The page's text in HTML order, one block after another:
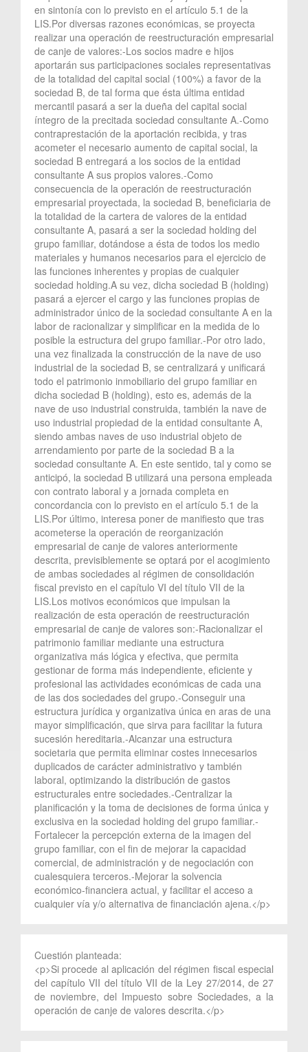
en sintonía con lo previsto en el artículo 5.1 de la
LIS.Por diversas razones económicas, se proyecta
realizar una operación de reestructuración empresarial
de canje de valores:-Los socios madre e hijos
aportarán sus participaciones sociales representativas
de la totalidad del capital social (100%) a favor de la
sociedad B, de tal forma que ésta última entidad
mercantil pasará a ser la dueña del capital social
íntegro de la precitada sociedad consultante A.-Como
contraprestación de la aportación recibida, y tras
acometer el necesario aumento de capital social, la
sociedad B entregará a los socios de la entidad
consultante A sus propios valores.-Como
consecuencia de la operación de reestructuración
empresarial proyectada, la sociedad B, beneficiaria de
la totalidad de la cartera de valores de la entidad
consultante A, pasará a ser la sociedad holding del
grupo familiar, dotándose a ésta de todos los medio
materiales y humanos necesarios para el ejercicio de
las funciones inherentes y propias de cualquier
sociedad holding.A su vez, dicha sociedad B (holding)
pasará a ejercer el cargo y las funciones propias de
administrador único de la sociedad consultante A en la
labor de racionalizar y simplificar en la medida de lo
posible la estructura del grupo familiar.-Por otro lado,
una vez finalizada la construcción de la nave de uso
industrial de la sociedad B, se centralizará y unificará
todo el patrimonio inmobiliario del grupo familiar en
dicha sociedad B (holding), esto es, además de la
nave de uso industrial construida, también la nave de
uso industrial propiedad de la entidad consultante A,
siendo ambas naves de uso industrial objeto de
arrendamiento por parte de la sociedad B a la
sociedad consultante A. En este sentido, tal y como se
anticipó, la sociedad B utilizará una persona empleada
con contrato laboral y a jornada completa en
concordancia con lo previsto en el artículo 5.1 de la
LIS.Por último, interesa poner de manifiesto que tras
acometerse la operación de reorganización
empresarial de canje de valores anteriormente
descrita, previsiblemente se optará por el acogimiento
de ambas sociedades al régimen de consolidación
fiscal previsto en el capítulo VI del título VII de la
LIS.Los motivos económicos que impulsan la
realización de esta operación de reestructuración
empresarial de canje de valores son:-Racionalizar el
patrimonio familiar mediante una estructura
organizativa más lógica y efectiva, que permita
gestionar de forma más independiente, eficiente y
profesional las actividades económicas de cada una
de las dos sociedades del grupo.-Conseguir una
estructura jurídica y organizativa única en aras de una
mayor simplificación, que sirva para facilitar la futura
sucesión hereditaria.-Alcanzar una estructura
societaria que permita eliminar costes innecesarios
duplicados de carácter administrativo y también
laboral, optimizando la distribución de gastos
estructurales entre sociedades.-Centralizar la
planificación y la toma de decisiones de forma única y
exclusiva en la sociedad holding del grupo familiar.-
Fortalecer la percepción externa de la imagen del
grupo familiar, con el fin de mejorar la capacidad
comercial, de administración y de negociación con
cualesquiera terceros.-Mejorar la solvencia
económico-financiera actual, y facilitar el acceso a
cualquier vía y/o alternativa de financiación ajena.</p>
Cuestión planteada:
<p>Si procede al aplicación del régimen fiscal especial
del capítulo VII del título VII de la Ley 27/2014, de 27
de noviembre, del Impuesto sobre Sociedades, a la
operación de canje de valores descrita.</p>